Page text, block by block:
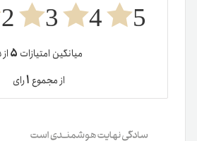
5
4
3
2
میانگین امتیازات ۵از ۵
از مجموع۱رای